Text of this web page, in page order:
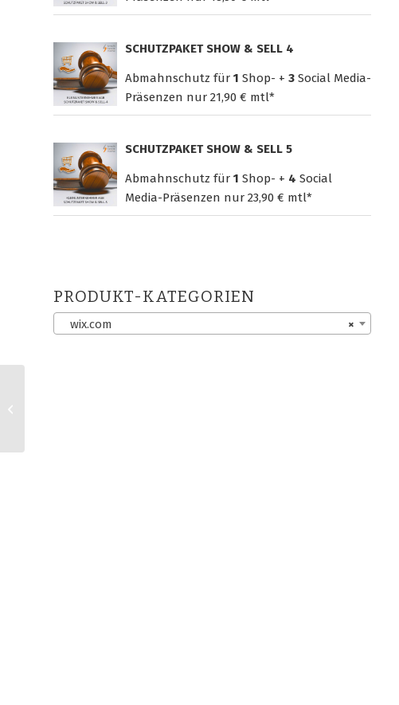
SCHUTZPAKET SHOW & SELL 4
Abmahnschutz für 1 Shop- + 3 Social Media-
Präsenzen nur 21,90 € mtl*
SCHUTZPAKET SHOW & SELL 5
Abmahnschutz für 1 Shop- + 4 Social
Media-Präsenzen nur 23,90 € mtl*
PRODUKT-KATEGORIEN
×
wix.com